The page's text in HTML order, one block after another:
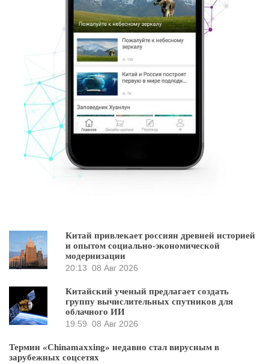
Китай привлекает россиян древней историей
и опытом социально-экономической
модернизации
20:13 08 Авг 2026
Китайский ученый предлагает создать
группу вычислительных спутников для
облачного ИИ
19:59 08 Авг 2026
Термин «Chinamaxxing» недавно стал вирусным в
зарубежных соцсетях